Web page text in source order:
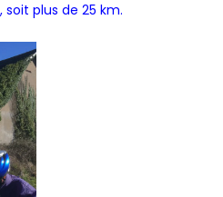
soit plus de 25 km.